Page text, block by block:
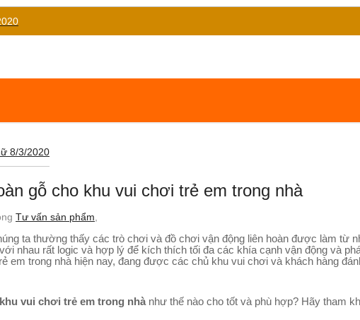
8/3/2020
gỗ cho khu vui chơi trẻ em trong nhà
Tư vấn sản phẩm
ta thường thấy các trò chơi và đồ chơi vận động liên hoàn được làm từ
nhau rất logic và hợp lý để kích thích tối đa các khía cạnh vận động và
em trong nhà hiện nay, đang được các chủ khu vui chơi và khách hàng
vui chơi trẻ em trong nhà như thế nào cho tốt và phù hợp? Hãy tham